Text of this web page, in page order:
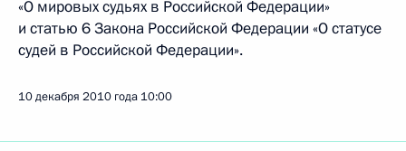
«О мировых судьях в Российской Федерации»
и статью 6 Закона Российской Федерации «О статусе
судей в Российской Федерации».
10 декабря 2010 года 10:00